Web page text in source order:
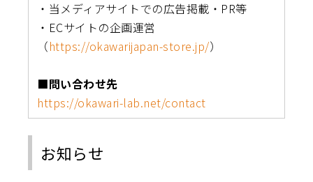
・当メディアサイトでの広告掲載・PR等
・ECサイトの企画運営
（https://okawarijapan-store.jp/）
■問い合わせ先
https://okawari-lab.net/contact
お知らせ